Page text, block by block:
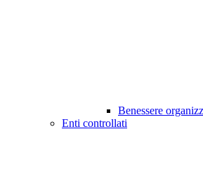
Benessere
Enti controllati